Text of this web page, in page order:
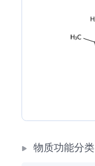
物质功能分类